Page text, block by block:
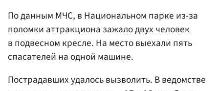
По данным МЧС, в Национальном парке из-за
поломки аттракциона зажало двух человек
в подвесном кресле. На место выехали пять
спасателей на одной машине.
Пострадавших удалось вызволить. В ведомстве